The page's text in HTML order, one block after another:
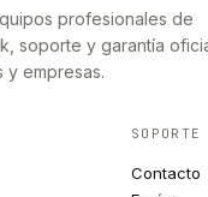
profesionales de
soporte y garantía
y empresas.
SOPORTE
Contacto